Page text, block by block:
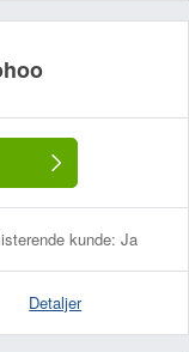
kunde: Ja
Detaljer